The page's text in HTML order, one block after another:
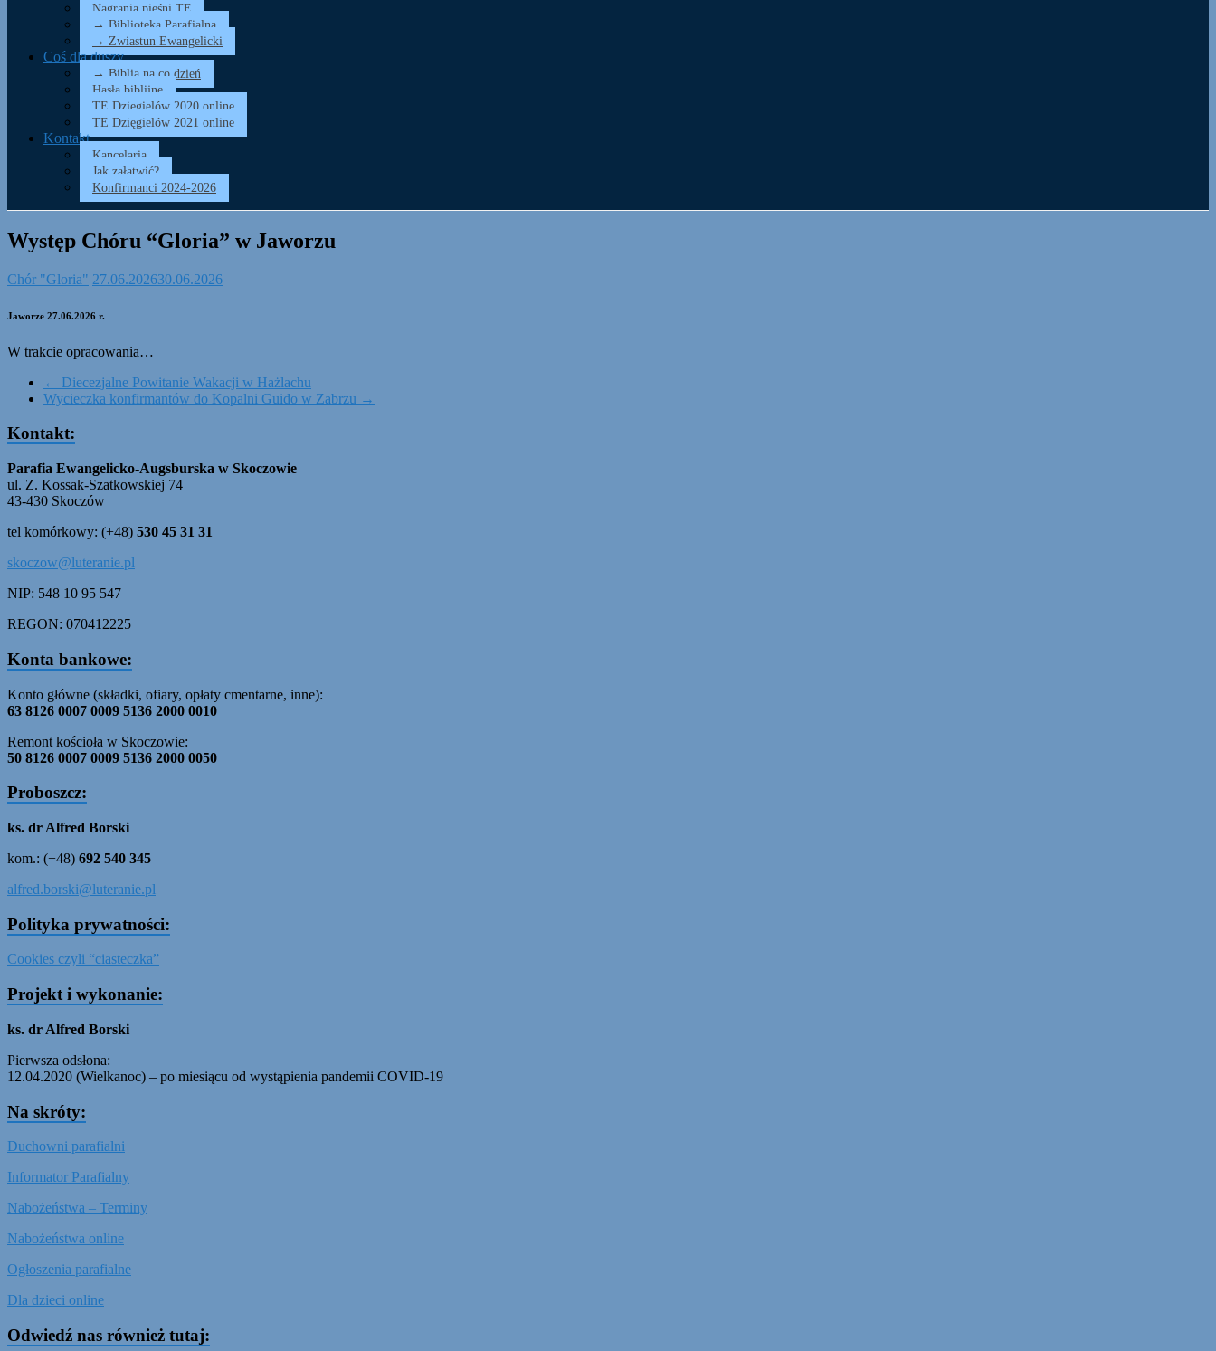
Nagrania pieśni TE
→ Biblioteka Parafialna
→ Zwiastun Ewangelicki
Coś dla duszy…
→ Biblia na co dzień
Hasła biblijne
TE Dzięgielów 2020 online
TE Dzięgielów 2021 online
Kontakt
Kancelaria
Jak załatwić?
Konfirmanci 2024-2026
Występ Chóru “Gloria” w Jaworzu
Chór "Gloria" 27.06.202630.06.2026
Jaworze 27.06.2026 r.
W trakcie opracowania…
← Diecezjalne Powitanie Wakacji w Hażlachu
Wycieczka konfirmantów do Kopalni Guido w Zabrzu →
Kontakt:
Parafia Ewangelicko-Augsburska w Skoczowie
ul. Z. Kossak-Szatkowskiej 74
43-430 Skoczów
tel komórkowy: (+48) 530 45 31 31
skoczow@luteranie.pl
NIP: 548 10 95 547
REGON: 070412225
Konta bankowe:
Konto główne (składki, ofiary, opłaty cmentarne, inne):
63 8126 0007 0009 5136 2000 0010
Remont kościoła w Skoczowie:
50 8126 0007 0009 5136 2000 0050
Proboszcz:
ks. dr Alfred Borski
kom.: (+48) 692 540 345
alfred.borski@luteranie.pl
Polityka prywatności:
Cookies czyli “ciasteczka”
Projekt i wykonanie:
ks. dr Alfred Borski
Pierwsza odsłona:
12.04.2020 (Wielkanoc) – po miesiącu od wystąpienia pandemii COVID-19
Na skróty:
Duchowni parafialni
Informator Parafialny
Nabożeństwa – Terminy
Nabożeństwa online
Ogłoszenia parafialne
Dla dzieci online
Odwiedź nas również tutaj: